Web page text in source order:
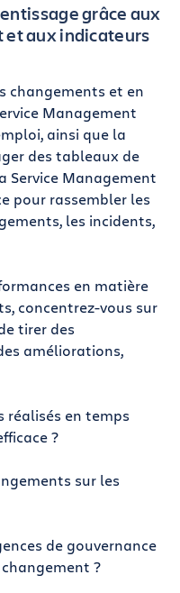
grâce aux
aux indicateurs
changements et en
Management
ainsi que la
des tableaux de
Service Management
pour rassembler les
les incidents,
en matière
concentrez-vous sur
tirer des
améliorations,
réalisés en temps
?
sur les
de gouvernance
?